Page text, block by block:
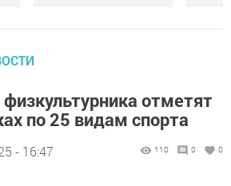
отметят
по 25 видам спорта
- 16:47 110 0 0